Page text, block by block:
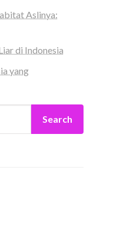
Aslinya:
di Indonesia
yang